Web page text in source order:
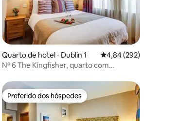
média de 5, 169 avaliações
Quarto de hotel ⋅ Dublin 1 4,84 de uma avaliação
4,84 (292)
Nº 6 The Kingfisher, quarto com
Preferido dos hóspedes
Preferido dos hóspedes